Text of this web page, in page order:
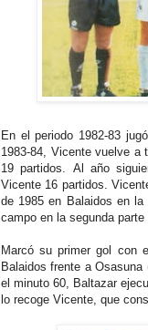
En el periodo 1982-83
1983-84, Vicente vuelve a
19 partidos. Al año
Vicente 16 partidos.
de 1985 en Balaidos en la
campo en la segunda
Marcó su primer gol con
Balaidos frente a
el minuto 60, Baltazar
lo recoge Vicente, que